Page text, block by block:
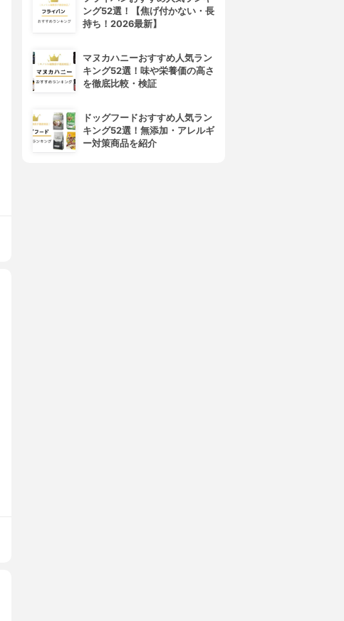
ング52選！【焦げ付かない・長
持ち！2026最新】
マヌカハニーおすすめ人気ラン
キング52選！味や栄養価の高さ
を徹底比較・検証
ドッグフードおすすめ人気ラン
キング52選！無添加・アレルギ
ー対策商品を紹介